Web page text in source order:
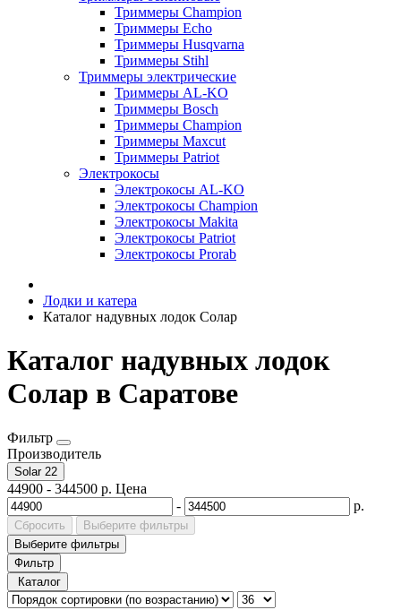
Триммеры Champion
Триммеры Echo
Триммеры Husqvarna
Триммеры Stihl
Триммеры электрические
Триммеры AL-KO
Триммеры Bosch
Триммеры Champion
Триммеры Maxcut
Триммеры Patriot
Электрокосы
Электрокосы AL-KO
Электрокосы Champion
Электрокосы Makita
Электрокосы Patriot
Электрокосы Prorab
Лодки и катера
Каталог надувных лодок Солар
Каталог надувных лодок
Солар в Саратове
Фильтр
Производитель
Solar 22
44900 - 344500 р. Цена
-
р.
Сбросить
Выберите фильтры
Выберите фильтры
Фильтр
Каталог